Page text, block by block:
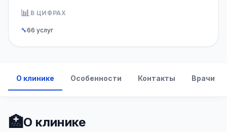
📊 В ЦИФРАХ
🔧66 услуг
О клинике Особенности Контакты Врачи
🏥О клинике